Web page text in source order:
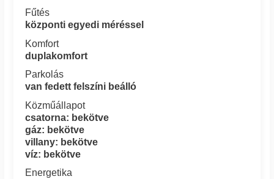
Fűtés
központi egyedi méréssel
Komfort
duplakomfort
Parkolás
van fedett felszíni beálló
Közműállapot
csatorna: bekötve
gáz: bekötve
villany: bekötve
víz: bekötve
Energetika